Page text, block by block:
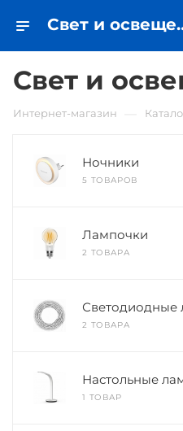
Свет и
Свет и
Интернет-магазин
Ночники
5 ТОВАРОВ
Лампочки
2 ТОВАРА
Светодиодные
2 ТОВАРА
Настольные
1 ТОВАР